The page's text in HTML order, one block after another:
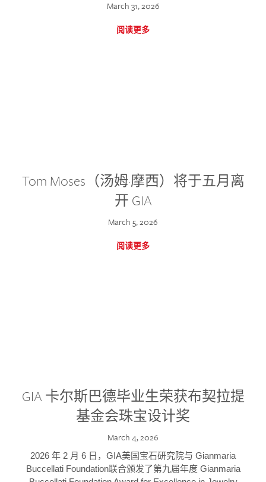
March 31, 2026
阅读更多
Tom Moses（汤姆·摩西）将于五月离
开 GIA
March 5, 2026
阅读更多
GIA 卡尔斯巴德毕业生荣获布契拉提
基金会珠宝设计奖
March 4, 2026
2026 年 2 月 6 日，GIA美国宝石研究院与 Gianmaria
Buccellati Foundation联合颁发了第九届年度 Gianmaria